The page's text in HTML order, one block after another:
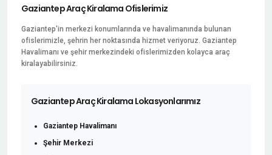
Gaziantep Araç Kiralama Ofislerimiz
Gaziantep'in merkezi konumlarında ve havalimanında bulunan
ofislerimizle, şehrin her noktasında hizmet veriyoruz. Gaziantep
Havalimanı ve şehir merkezindeki ofislerimizden kolayca araç
kiralayabilirsiniz.
Gaziantep Araç Kiralama Lokasyonlarımız
Gaziantep Havalimanı
Şehir Merkezi